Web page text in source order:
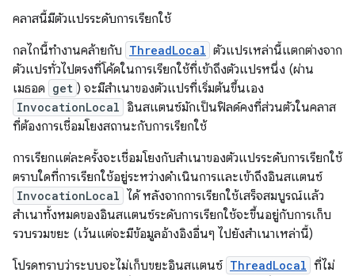
คลาสนี้มีตัวแปรระดับการเรียกใช้
กลไกนี้ทํางานคล้ายกับ ThreadLocal ตัวแปรเหล่านี้แตกต่างจาก
ตัวแปรทั่วไปตรงที่โค้ดในการเรียกใช้ที่เข้าถึงตัวแปรหนึ่ง (ผ่าน
เมธอด get ) จะมีสำเนาของตัวแปรที่เริ่มต้นขึ้นเอง
InvocationLocal อินสแตนซ์มักเป็นฟิลด์คงที่ส่วนตัวในคลาส
ที่ต้องการเชื่อมโยงสถานะกับการเรียกใช้
การเรียกแต่ละครั้งจะเชื่อมโยงกับสําเนาของตัวแปรระดับการเรียกใช้
ตราบใดที่การเรียกใช้อยู่ระหว่างดำเนินการและเข้าถึงอินสแตนซ์
InvocationLocal ได้ หลังจากการเรียกใช้เสร็จสมบูรณ์แล้ว
สำเนาทั้งหมดของอินสแตนซ์ระดับการเรียกใช้จะขึ้นอยู่กับการเก็บ
รวบรวมขยะ (เว้นแต่จะมีข้อมูลอ้างอิงอื่นๆ ไปยังสำเนาเหล่านี้)
โปรดทราบว่าระบบจะไม่เก็บขยะอินสแตนซ์ ThreadLocal ที่ไม่